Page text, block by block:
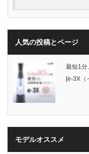
人気の投稿とページ
最短1分
[e-3X（
モデルオススメ